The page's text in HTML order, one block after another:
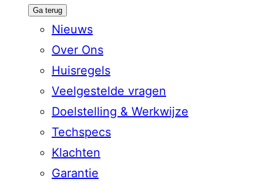
Ga terug
Nieuws
Over Ons
Huisregels
Veelgestelde vragen
Doelstelling & Werkwijze
Techspecs
Klachten
Garantie